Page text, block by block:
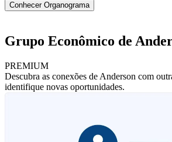
Conhecer Organograma
Grupo Econômico de
PREMIUM
Descubra as conexões de Anderson com
identifique novas oportunidades.